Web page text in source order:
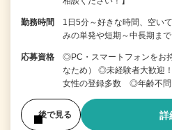
勤務時間
1日5分～好きな時間、空い
みの単発や短期～中長期ま
応募資格
◎PC・スマートフォンをお
なため） ◎未経験者大歓迎
女性の登録多数 ◎年齢不問
後で見る 詳